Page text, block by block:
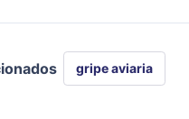
gripe aviaria